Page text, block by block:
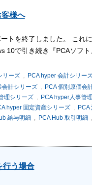
様へ
トを終了しました。 これ
10で引き続き『PCAソフ
リーズ, PCA hyper 会計シリー
会計シリーズ, PCA 個別原価会
理シリーズ, PCA hyper人事管
hyper 固定資産シリーズ, PCA
給与明細 , PCA Hub 取引明細 ,
行う場合